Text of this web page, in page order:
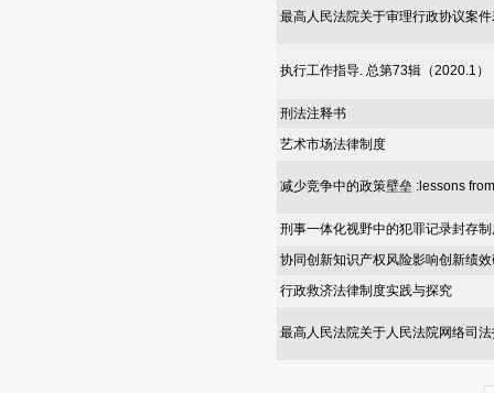
最高人民法院关于审理行政协议案
执行工作指导. 总第73辑（2020.1）
刑法注释书
艺术市场法律制度
减少竞争中的政策壁垒 :lessons
刑事一体化视野中的犯罪记录封存
协同创新知识产权风险影响创新绩
行政救济法律制度实践与探究
最高人民法院关于人民法院网络司